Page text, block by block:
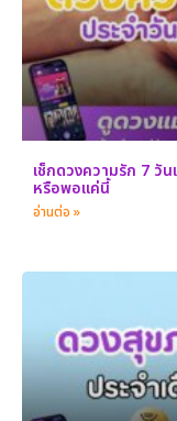
เช็กดวงความรัก 7 วั
หรือพอแค่นี้
อ่านต่อ »